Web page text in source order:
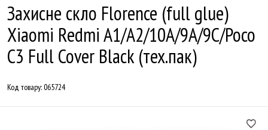
Захисне скло Florence (full glue)
Xiaomi Redmi A1/A2/10A/9A/9C/Poco
C3 Full Cover Black (тех.пак)
Код товару:065724